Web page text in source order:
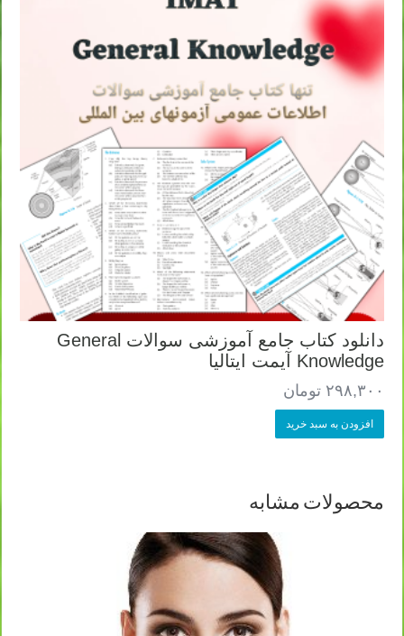
دانلود کتاب جامع آموزشی سوالات General
Knowledge آیمت ایتالیا
۲۹۸,۳۰۰ تومان
افزودن به سبد خرید
محصولات مشابه